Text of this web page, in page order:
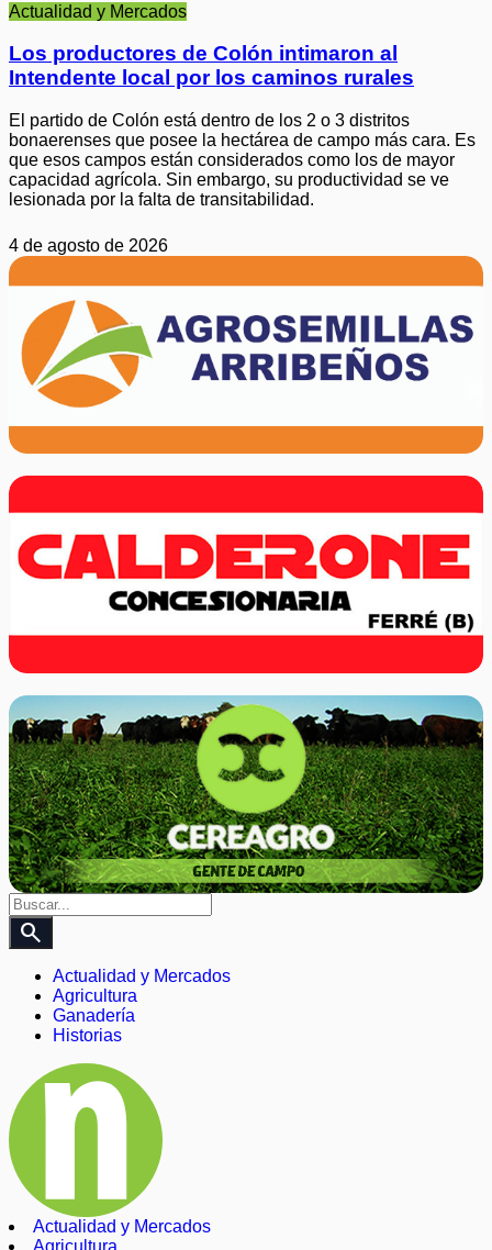
Actualidad y Mercados
Los productores de Colón intimaron al
Intendente local por los caminos rurales
El partido de Colón está dentro de los 2 o 3 distritos
bonaerenses que posee la hectárea de campo más cara. Es
que esos campos están considerados como los de mayor
capacidad agrícola. Sin embargo, su productividad se ve
lesionada por la falta de transitabilidad.
4 de agosto de 2026
search
Actualidad y Mercados
Agricultura
Ganadería
Historias
Actualidad y Mercados